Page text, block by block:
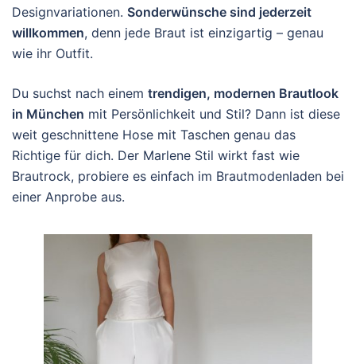
Designvariationen. Sonderwünsche sind jederzeit
willkommen, denn jede Braut ist einzigartig – genau
wie ihr Outfit.
Du suchst nach einem trendigen, modernen Brautlook
in München mit Persönlichkeit und Stil? Dann ist diese
weit geschnittene Hose mit Taschen genau das
Richtige für dich. Der Marlene Stil wirkt fast wie
Brautrock, probiere es einfach im Brautmodenladen bei
einer Anprobe aus.